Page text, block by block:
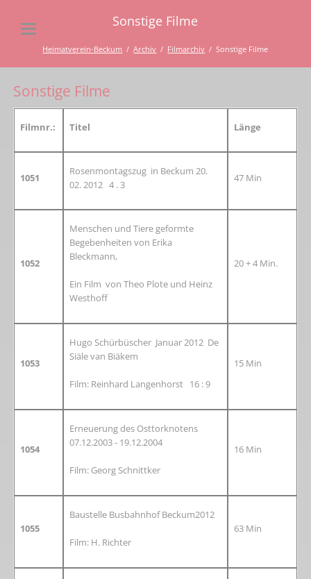
Sonstige Filme
Heimatverein-Beckum Archiv Filmarchiv Sonstige Filme
Sonstige Filme
Filmnr.: Titel Länge
1051
Rosenmontagszug in Beckum 20.
02. 2012 4 . 3
47 Min
1052
Menschen und Tiere geformte
Begebenheiten von Erika
Bleckmann,
Ein Film von Theo Plote und Heinz
Westhoff
20 + 4 Min.
1053
Hugo Schürbüscher Januar 2012 De
Siäle van Biäkem
Film: Reinhard Langenhorst 16 : 9
15 Min
1054
Erneuerung des Osttorknotens
07.12.2003 - 19.12.2004
Film: Georg Schnittker
16 Min
1055
Baustelle Busbahnhof Beckum2012
Film: H. Richter
63 Min